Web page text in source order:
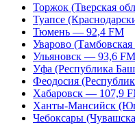
Торжок (Тверская
Туапсе
Тюмень — 92,4 FM
Уварово
Ульяновск — 93,6 FM
Уфа (Республика
Феодосия
Хабаровск — 107,9
Ханты-Мансийск
Чебоксары